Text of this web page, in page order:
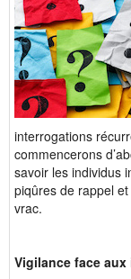
interrogations
commencerons
savoir les individus
piqûres de rappel
vrac.
Vigilance face